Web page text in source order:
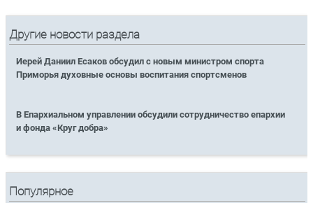
Другие новости раздела
Иерей Даниил Есаков обсудил с новым министром спорта
Приморья духовные основы воспитания спортсменов
В Епархиальном управлении обсудили сотрудничество епархии
и фонда «Круг добра»
Популярное